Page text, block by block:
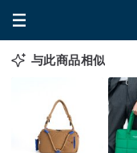
与此商品相似